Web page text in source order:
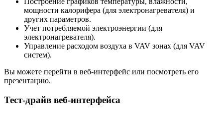
мощности калорифера (для электронагревателя) и
других параметров.
Учет потребляемой электроэнергии (для
электронагревателя).
Управление расходом воздуха в VAV зонах (для VAV
систем).
Вы можете перейти в веб-интерфейс или посмотреть его
презентацию.
Тест-драйв веб-интерфейса